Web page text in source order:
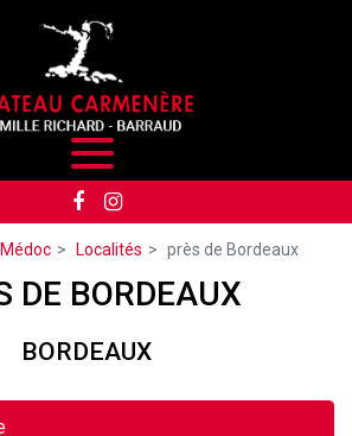
Localités près de Bordeaux
DE BORDEAUX
BORDEAUX